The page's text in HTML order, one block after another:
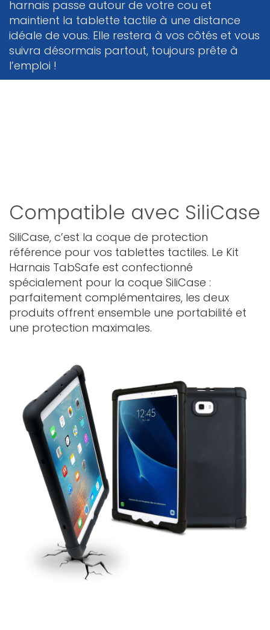
harnais passe autour de votre cou et
maintient la tablette tactile à une distance
idéale de vous. Elle restera à vos côtés et vous
suivra désormais partout, toujours prête à
l’emploi !
Compatible avec SiliCase
SiliCase, c’est la coque de protection
référence pour vos tablettes tactiles. Le Kit
Harnais TabSafe est confectionné
spécialement pour la coque SiliCase :
parfaitement complémentaires, les deux
produits offrent ensemble une portabilité et
une protection maximales.